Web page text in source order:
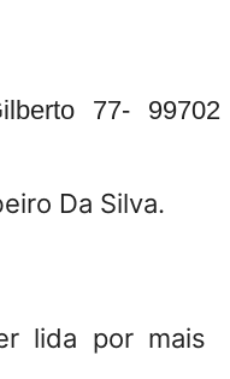
77- 99702
lida por mais